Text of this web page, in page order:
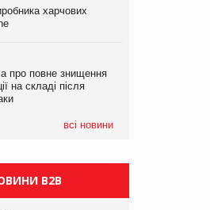
харчових
про повне знищення
на складі після
всі новини
харчових
про повне знищення
на складі після
харчових
про повне знищення
на складі після
B2B